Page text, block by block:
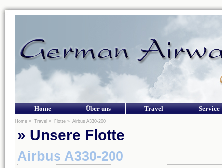
Home Über uns Travel Service
Home » Travel » Flotte » Airbus A330-200
» Unsere Flotte
Airbus A330-200